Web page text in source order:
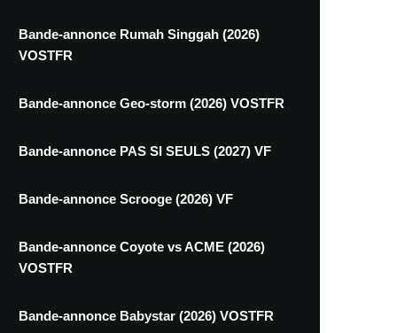
Bande-annonce Rumah Singgah (2026)
VOSTFR
Bande-annonce Geo-storm (2026) VOSTFR
Bande-annonce PAS SI SEULS (2027) VF
Bande-annonce Scrooge (2026) VF
Bande-annonce Coyote vs ACME (2026)
VOSTFR
Bande-annonce Babystar (2026) VOSTFR